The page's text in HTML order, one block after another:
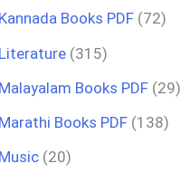
Kannada Books PDF (72)
Literature (315)
Malayalam Books PDF (29)
Marathi Books PDF (138)
Music (20)